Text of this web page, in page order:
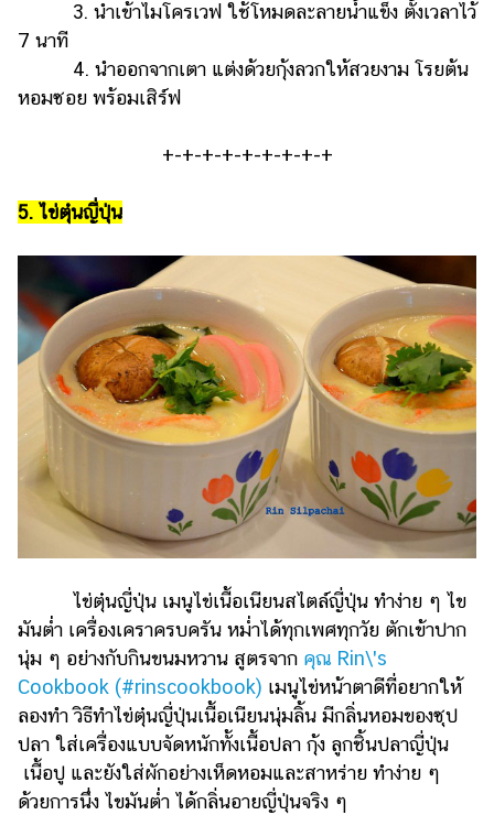
3. นำเข้าไมโครเวฟ ใช้โหมดละลายน้ำแข็ง ตั้งเวลาไว้
7 นาที
4. นำออกจากเตา แต่งด้วยกุ้งลวกให้สวยงาม โรยต้น
หอมซอย พร้อมเสิร์ฟ
+-+-+-+-+-+-+-+-+
5. ไข่ตุ๋นญี่ปุ่น
ไข่ตุ๋นญี่ปุ่น เมนูไข่เนื้อเนียนสไตล์ญี่ปุ่น ทำง่าย ๆ ไข
มันต่ำ เครื่องเคราครบครัน หม่ำได้ทุกเพศทุกวัย ตักเข้าปาก
นุ่ม ๆ อย่างกับกินขนมหวาน สูตรจาก คุณ Rin\'s
Cookbook (#rinscookbook) เมนูไข่หน้าตาดีที่อยากให้
ลองทำ วิธีทำไข่ตุ๋นญี่ปุ่นเนื้อเนียนนุ่มลิ้น มีกลิ่นหอมของซุป
ปลา ใส่เครื่องแบบจัดหนักทั้งเนื้อปลา กุ้ง ลูกชิ้นปลาญี่ปุ่น
เนื้อปู และยังใส่ผักอย่างเห็ดหอมและสาหร่าย ทำง่าย ๆ
ด้วยการนึ่ง ไขมันต่ำ ได้กลิ่นอายญี่ปุ่นจริง ๆ